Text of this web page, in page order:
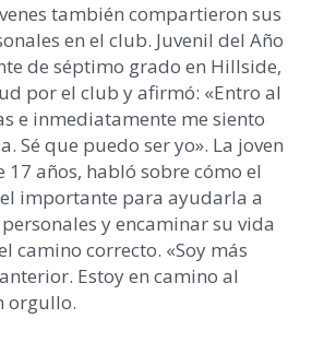
también compartieron sus
en el club. Juvenil del Año
de séptimo grado en Hillside,
por el club y afirmó: «Entro al
e inmediatamente me siento
Sé que puedo ser yo». La joven
17 años, habló sobre cómo el
importante para ayudarla a
y encaminar su vida
camino correcto. «Soy más
Estoy en camino al
orgullo.